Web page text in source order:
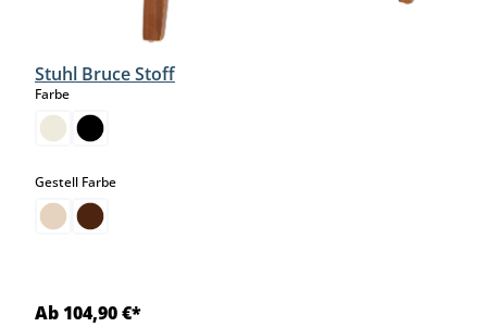
Stuhl Bruce Stoff
Farbeauswählen
Gestell Farbeauswählen
Ab 104,90 €*